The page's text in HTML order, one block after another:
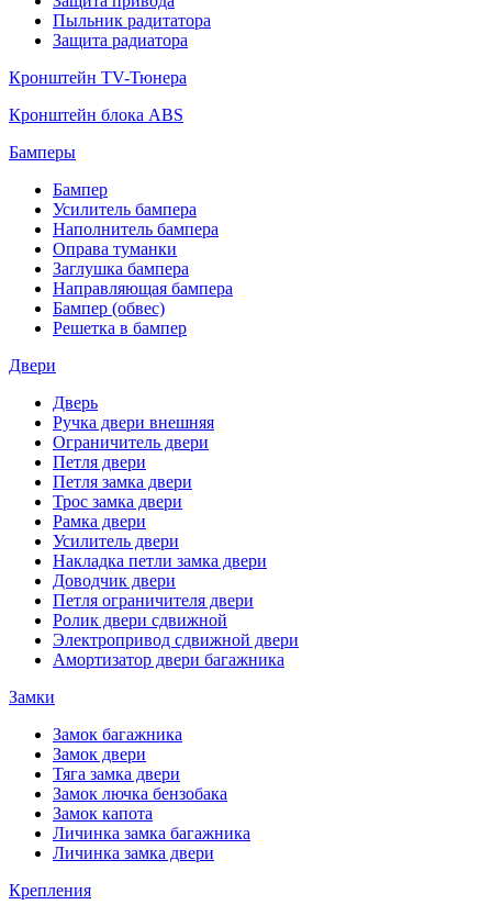
Пыльник радитатора
Защита радиатора
Кронштейн TV-Тюнера
Кронштейн блока ABS
Бамперы
Бампер
Усилитель бампера
Наполнитель бампера
Оправа туманки
Заглушка бампера
Направляющая бампера
Бампер (обвес)
Решетка в бампер
Двери
Дверь
Ручка двери внешняя
Ограничитель двери
Петля двери
Петля замка двери
Трос замка двери
Рамка двери
Усилитель двери
Накладка петли замка двери
Доводчик двери
Петля ограничителя двери
Ролик двери сдвижной
Электропривод сдвижной двери
Амортизатор двери багажника
Замки
Замок багажника
Замок двери
Тяга замка двери
Замок лючка бензобака
Замок капота
Личинка замка багажника
Личинка замка двери
Крепления